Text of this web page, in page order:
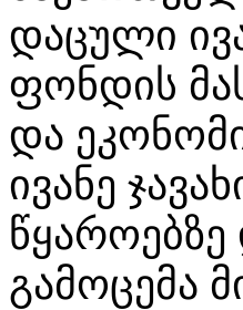
დაცული
ფონდის
და
ივანე
გამოცემა